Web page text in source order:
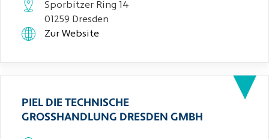
Sporbitzer Ring 14
01259 Dresden
Zur Website
PIEL DIE TECHNISCHE
GROSSHANDLUNG DRESDEN GMBH